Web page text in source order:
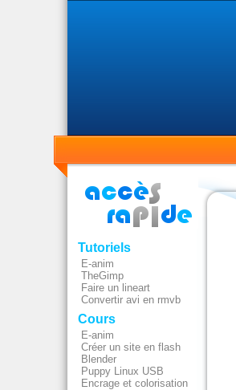
Tutoriels
E-anim
TheGimp
Faire un lineart
Convertir avi en rmvb
Cours
E-anim
Créer un site en flash
Blender
Puppy Linux USB
Encrage et colorisation